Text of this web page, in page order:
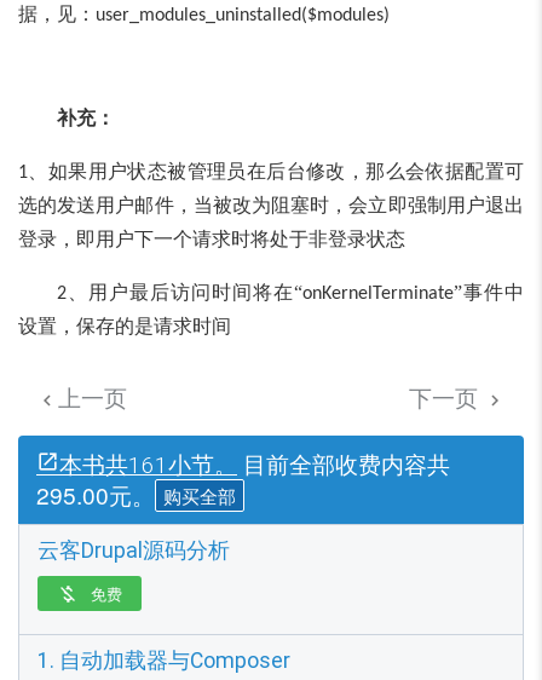
据，见： user_modules_uninstalled($modules)
补充：
1 、如果用户状态被管理员在后台修改，那么会依据配置可
选的发送用户邮件，当被改为阻塞时，会立即强制用户退出
登录，即用户下一个请求时将处于非登录状态
2 、用户最后访问时间将在“onKernelTerminate”事件中
设置，保存的是请求时间
 上一页 下一页 
本书共161小节。
目前全部收费内容共
295.00元。
购买全部
云客Drupal源码分析
 免费
1. 自动加载器与Composer